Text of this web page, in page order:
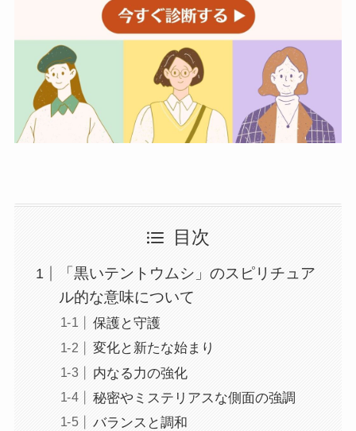
目次
「黒いテントウムシ」のスピリチュア
ル的な意味について
保護と守護
変化と新たな始まり
内なる力の強化
秘密やミステリアスな側面の強調
バランスと調和